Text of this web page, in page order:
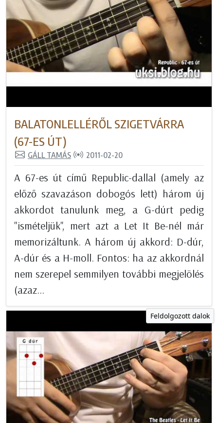
BALATONLELLÉRŐL SZIGETVÁRRA
(67-ES ÚT)
GÁLL TAMÁS 2011-02-20
A 67-es út című Republic-dallal (amely az
előző szavazáson dobogós lett) három új
akkordot tanulunk meg, a G-dúrt pedig
"ismételjük", mert azt a Let It Be-nél már
memorizáltunk. A három új akkord: D-dúr,
A-dúr és a H-moll. Fontos: ha az akkordnál
nem szerepel semmilyen további megjelölés
(azaz...
Feldolgozott dalok